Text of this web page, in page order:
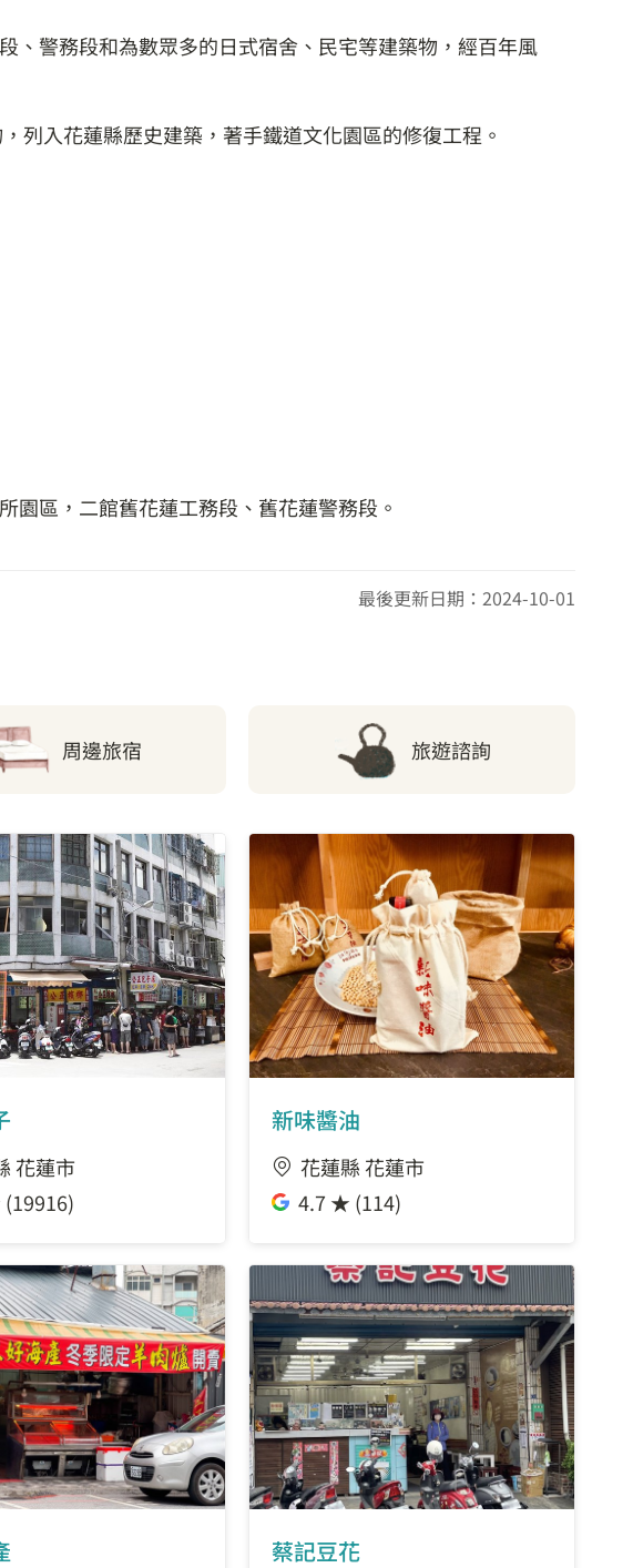
、警務段和為數眾多的日式宿舍、民宅等建築物，經百年風
列入花蓮縣歷史建築，著手鐵道文化園區的修復工程。
園區，二館舊花蓮工務段、舊花蓮警務段。
最後更新日期：2024-10-01
周邊旅宿 旅遊諮詢
花蓮市
新味醬油
花蓮縣 花蓮市
4.7 ★ (114)
蔡記豆花